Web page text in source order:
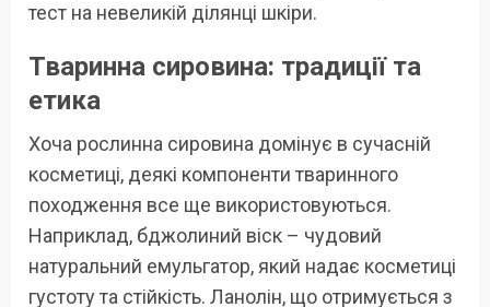
тест на невеликій ділянці шкіри.
Тваринна сировина: традиції та
етика
Хоча рослинна сировина домінує в сучасній
косметиці, деякі компоненти тваринного
походження все ще використовуються.
Наприклад, бджолиний віск – чудовий
натуральний емульгатор, який надає косметиці
густоту та стійкість. Ланолін, що отримується з